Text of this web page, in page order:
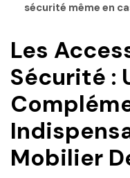
sécurité même en
Les
Sécurité :
Mobilier